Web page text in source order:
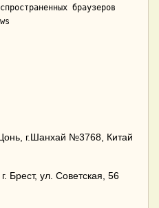
браузеров
г.Шанхай №3768, Китай
ул. Советская, 56